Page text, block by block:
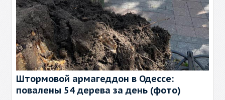
Штормовой армагеддон в Одессе:
повалены 54 дерева за день (фото)